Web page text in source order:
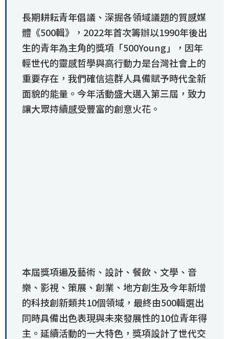
長期耕耘青年倡議、深掘各領域議題的質感媒
體《500輯》，2022年首次籌辦以1990年後出
生的青年為主角的獎項「500Young」，因年
輕世代的靈感哲學與高行動力是台灣社會上的
重要存在，我們確信這群人具備賦予時代全新
面貌的能量。今年活動盛大邁入第三屆，致力
讓大眾持續感受豐富的創意火花。
本屆獎項遍及藝術、設計、餐飲、文學、音
樂、影視、策展、創業、地方創生及今年新增
的科技創新類共10個領域，最終由500輯選出
同時具備出色表現與未來發展性的10位青年得
主。延續活動的一大特色，獎項設計了世代交